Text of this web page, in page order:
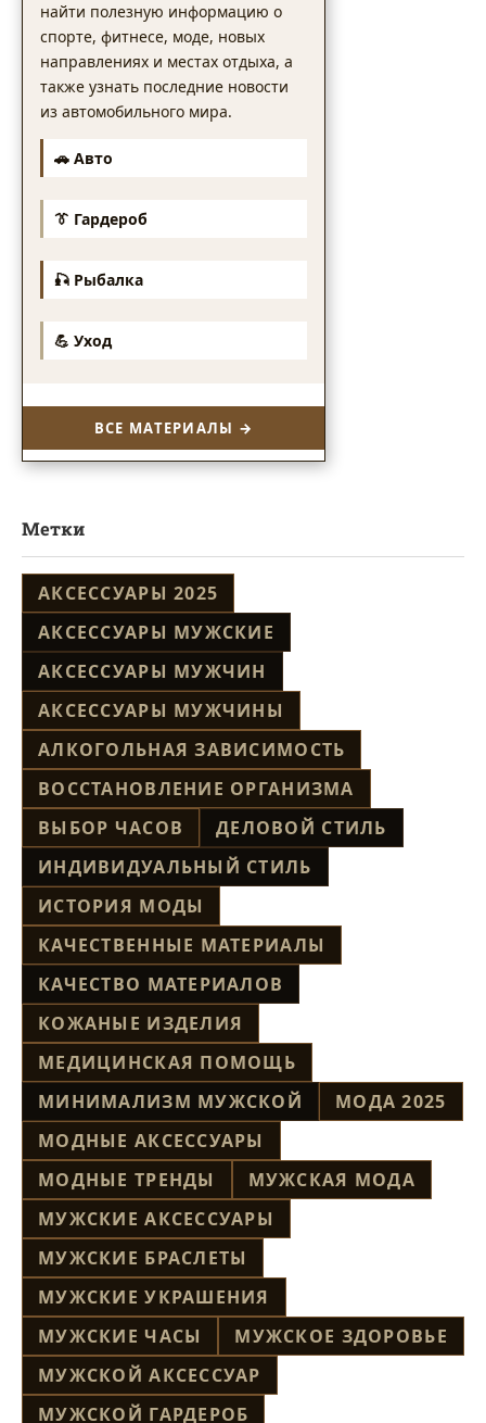
найти полезную информацию о
спорте, фитнесе, моде, новых
направлениях и местах отдыха, а
также узнать последние новости
из автомобильного мира.
🚗 Авто
👔 Гардероб
🎣 Рыбалка
💪 Уход
ВСЕ МАТЕРИАЛЫ →
Метки
АКСЕССУАРЫ 2025
АКСЕССУАРЫ МУЖСКИЕ
АКСЕССУАРЫ МУЖЧИН
АКСЕССУАРЫ МУЖЧИНЫ
АЛКОГОЛЬНАЯ ЗАВИСИМОСТЬ
ВОССТАНОВЛЕНИЕ ОРГАНИЗМА
ВЫБОР ЧАСОВ
ДЕЛОВОЙ СТИЛЬ
ИНДИВИДУАЛЬНЫЙ СТИЛЬ
ИСТОРИЯ МОДЫ
КАЧЕСТВЕННЫЕ МАТЕРИАЛЫ
КАЧЕСТВО МАТЕРИАЛОВ
КОЖАНЫЕ ИЗДЕЛИЯ
МЕДИЦИНСКАЯ ПОМОЩЬ
МИНИМАЛИЗМ МУЖСКОЙ
МОДА 2025
МОДНЫЕ АКСЕССУАРЫ
МОДНЫЕ ТРЕНДЫ
МУЖСКАЯ МОДА
МУЖСКИЕ АКСЕССУАРЫ
МУЖСКИЕ БРАСЛЕТЫ
МУЖСКИЕ УКРАШЕНИЯ
МУЖСКИЕ ЧАСЫ
МУЖСКОЕ ЗДОРОВЬЕ
МУЖСКОЙ АКСЕССУАР
МУЖСКОЙ ГАРДЕРОБ